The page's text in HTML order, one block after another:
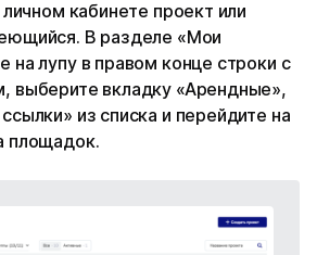
кабинете проект или
В разделе «Мои
на лупу в правом конце строки с
выберите вкладку «Арендные»,
из списка и перейдите на
площадок.